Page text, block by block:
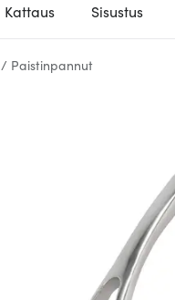
Kattaus Sisustus
/ Paistinpannut